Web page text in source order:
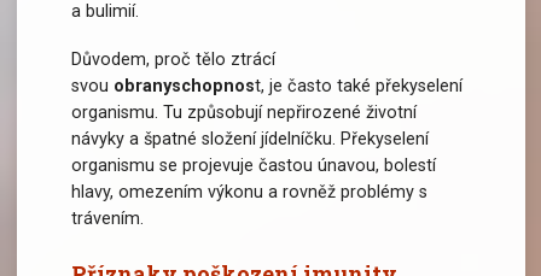
a bulimií.
Důvodem, proč tělo ztrácí
svou obranyschopnost, je často také překyselení
organismu. Tu způsobují nepřirozené životní
návyky a špatné složení jídelníčku. Překyselení
organismu se projevuje častou únavou, bolestí
hlavy, omezením výkonu a rovněž problémy s
trávením.